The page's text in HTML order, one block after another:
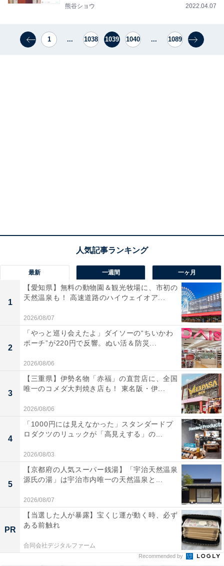
熊谷ショウ 2022.04.07
1 ... 1038 1039 1040 ... 1089
最新 一週間 一ヶ月
1
【愛知県】無料の動物園＆観光牧場に、市初の
天然温泉も！ 高速道路のハイウェイオア...
2026/08/07
2
「やっと巡り会えたよ」ダイソーの“ちいかわ
ポーチ”が220円で反響。ぬい活＆防災...
2026/08/06
3
【三重県】伊勢名物「赤福」の直営店に、全国
唯一のコメダ大判焼き店も！ 東名阪・伊...
2026/08/06
4
「1000円には見えなかった」スタンダードプ
ロダクツのリュックが「高見えする」の...
2026/08/03
5
【京都府の人気スーパー銭湯】「宇治天然温泉
源氏の湯」は宇治市内唯一の天然温泉と...
2026/08/07
PR
【当選した人が暴露】宝くじ運が動く時、必ず
ある前触れ
合同会社デジタルファーム
Recommended by